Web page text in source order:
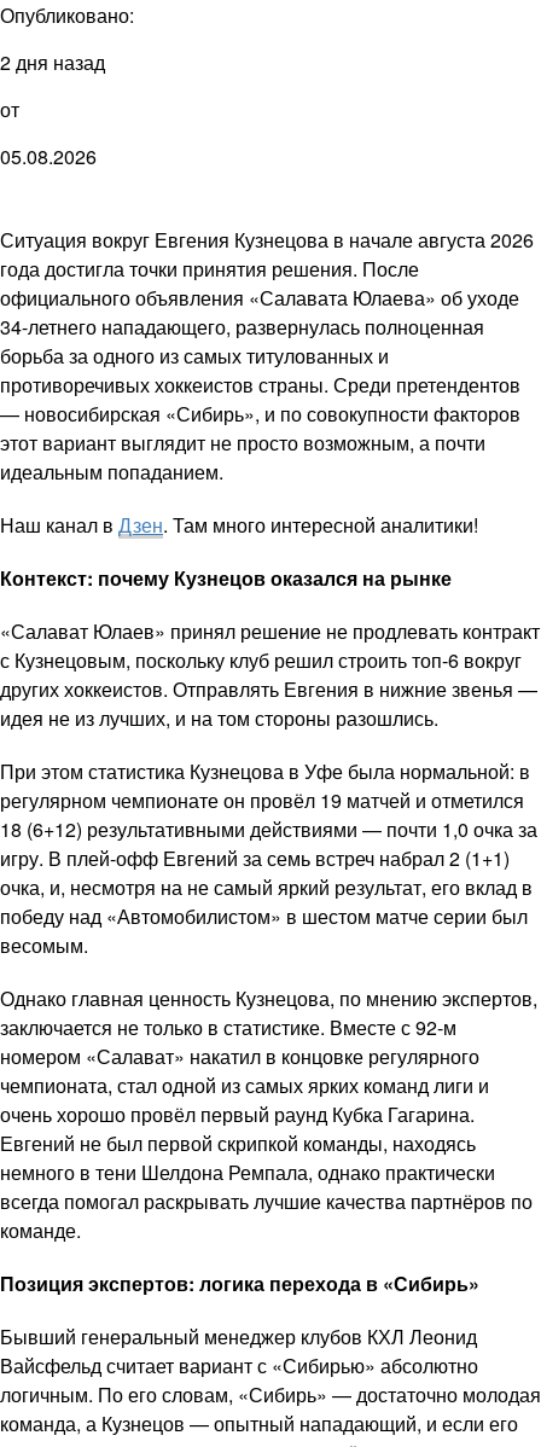
Опубликовано:
2 дня назад
от
05.08.2026
Ситуация вокруг Евгения Кузнецова в начале августа 2026
года достигла точки принятия решения. После
официального объявления «Салавата Юлаева» об уходе
34-летнего нападающего, развернулась полноценная
борьба за одного из самых титулованных и
противоречивых хоккеистов страны. Среди претендентов
— новосибирская «Сибирь», и по совокупности факторов
этот вариант выглядит не просто возможным, а почти
идеальным попаданием.
Наш канал в Дзен. Там много интересной аналитики!
Контекст: почему Кузнецов оказался на рынке
«Салават Юлаев» принял решение не продлевать контракт
с Кузнецовым, поскольку клуб решил строить топ-6 вокруг
других хоккеистов. Отправлять Евгения в нижние звенья —
идея не из лучших, и на том стороны разошлись.
При этом статистика Кузнецова в Уфе была нормальной: в
регулярном чемпионате он провёл 19 матчей и отметился
18 (6+12) результативными действиями — почти 1,0 очка за
игру. В плей-офф Евгений за семь встреч набрал 2 (1+1)
очка, и, несмотря на не самый яркий результат, его вклад в
победу над «Автомобилистом» в шестом матче серии был
весомым.
Однако главная ценность Кузнецова, по мнению экспертов,
заключается не только в статистике. Вместе с 92-м
номером «Салават» накатил в концовке регулярного
чемпионата, стал одной из самых ярких команд лиги и
очень хорошо провёл первый раунд Кубка Гагарина.
Евгений не был первой скрипкой команды, находясь
немного в тени Шелдона Ремпала, однако практически
всегда помогал раскрывать лучшие качества партнёров по
команде.
Позиция экспертов: логика перехода в «Сибирь»
Бывший генеральный менеджер клубов КХЛ Леонид
Вайсфельд считает вариант с «Сибирью» абсолютно
логичным. По его словам, «Сибирь» — достаточно молодая
команда, а Кузнецов — опытный нападающий, и если его